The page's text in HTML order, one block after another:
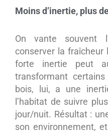
Moins d’inertie, plus
On vante souvent
conserver la fraîcheur
forte inertie peut
transformant
bois, lui, a une
l’habitat de suivre
jour/nuit. Résultat :
son environnement,